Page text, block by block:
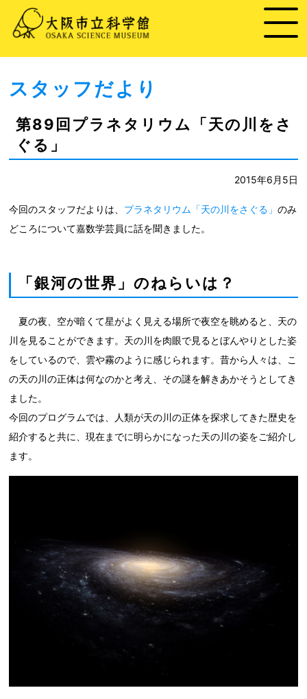
スタッフだより
第89回プラネタリウム「天の川をさ
ぐる」
2015年6月5日
今回のスタッフだよりは、 プラネタリウム「天の川をさぐる」のみ
どころについて嘉数学芸員に話を聞きました。
「銀河の世界」のねらいは？
夏の夜、空が暗くて星がよく見える場所で夜空を眺めると、天の
川を見ることができます。天の川を肉眼で見るとぼんやりとした姿
をしているので、雲や霧のように感じられます。昔から人々は、こ
の天の川の正体は何なのかと考え、その謎を解きあかそうとしてき
ました。
今回のプログラムでは、人類が天の川の正体を探求してきた歴史を
紹介すると共に、現在までに明らかになった天の川の姿をご紹介し
ます。